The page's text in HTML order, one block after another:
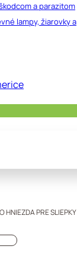
a parazitom
lampy, žiarovky a
HNIEZDA PRE SLIEPKY